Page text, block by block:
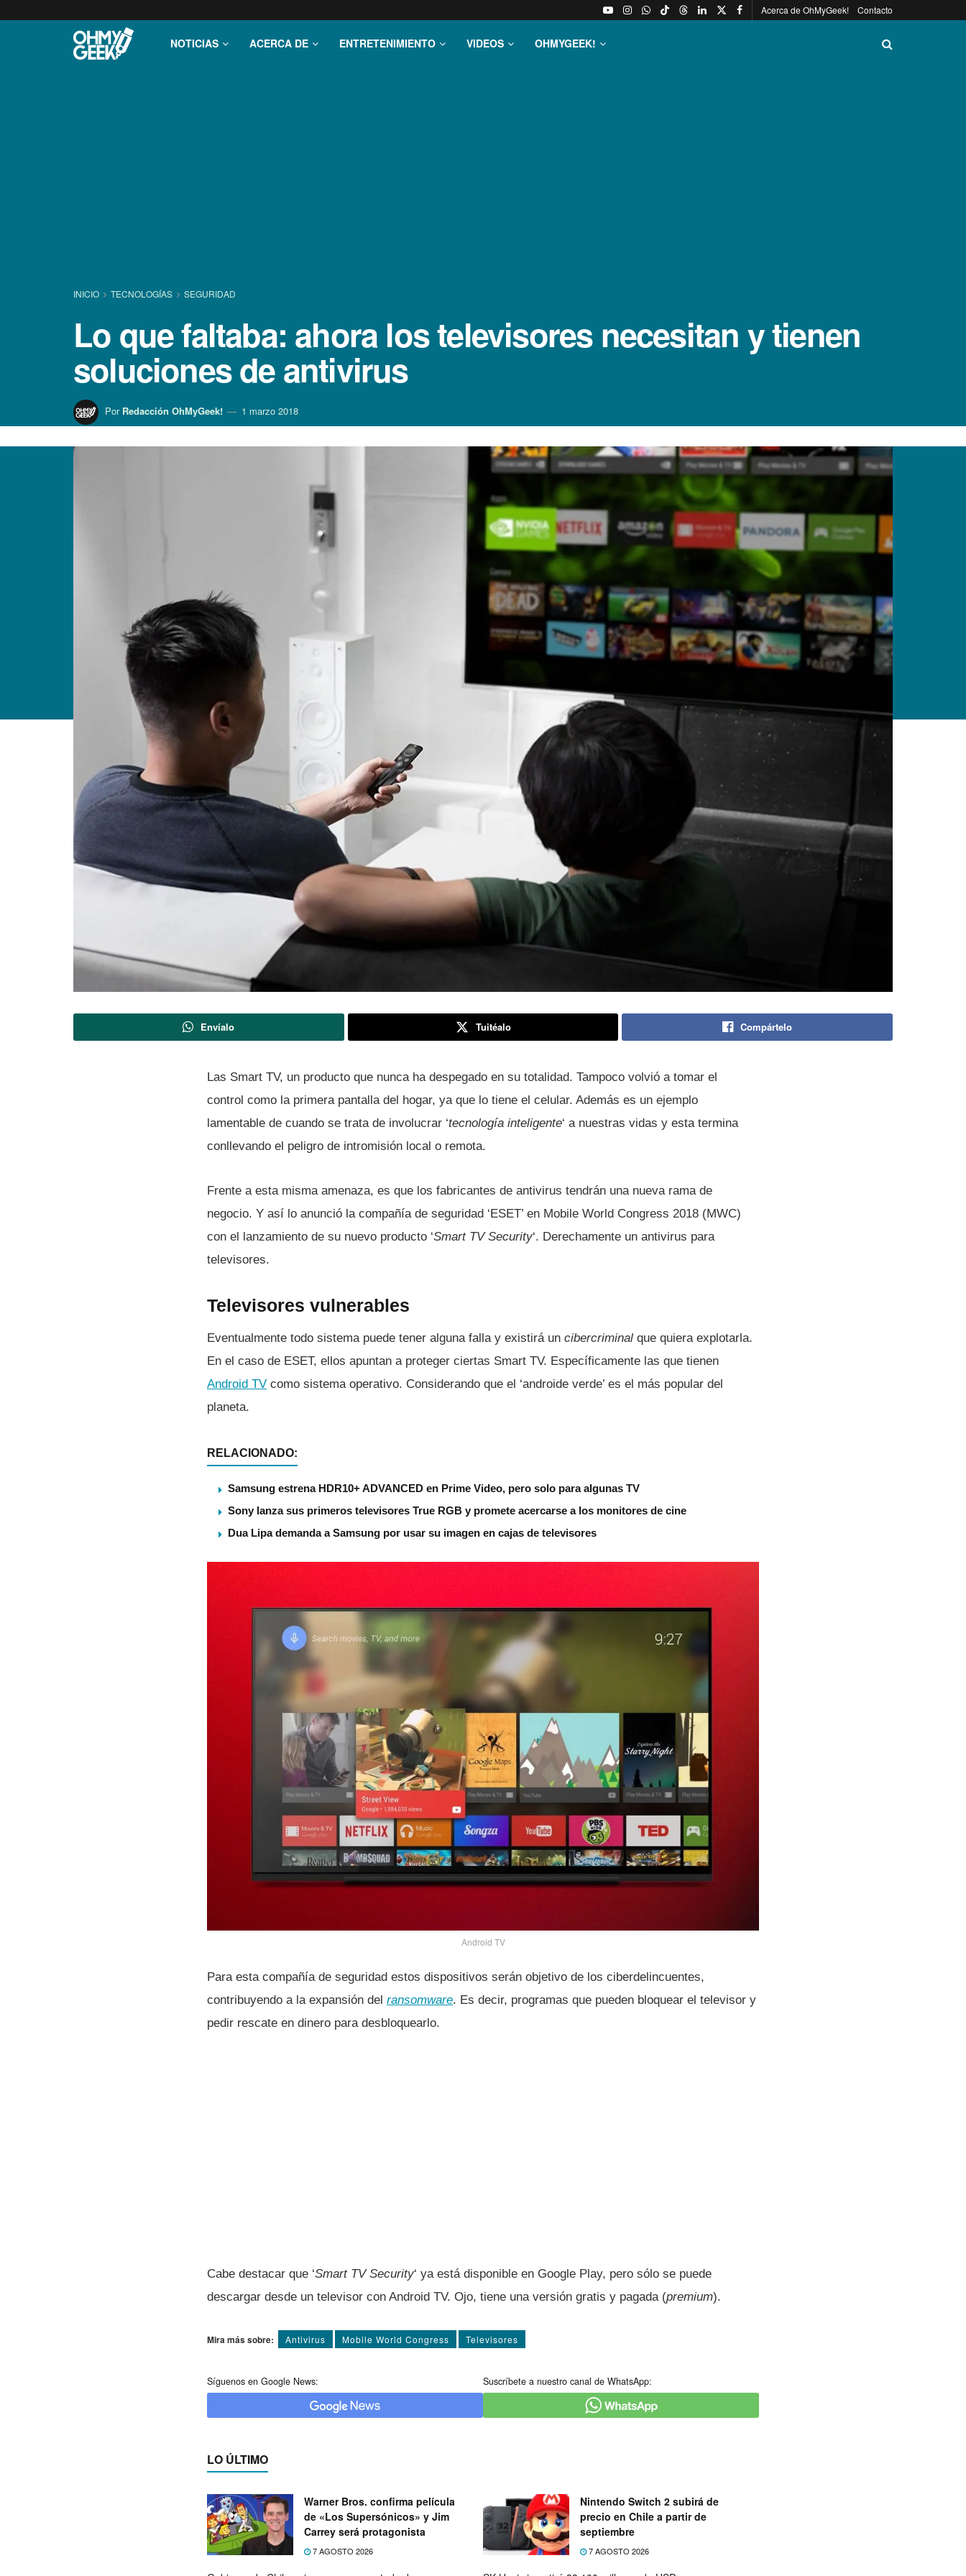
Acerca de OhMyGeek! Contacto
NOTICIAS ACERCA DE ENTRETENIMIENTO VIDEOS OHMYGEEK!
INICIO TECNOLOGÍ­AS SEGURIDAD
Lo que faltaba: ahora los televisores necesitan y tienen
soluciones de antivirus
Por Redacción OhMyGeek! 1 marzo 2018
Envíalo Tuitéalo Compártelo
Las Smart TV, un producto que nunca ha despegado en su totalidad. Tampoco volvió a tomar el
control como la primera pantalla del hogar, ya que lo tiene el celular. Además es un ejemplo
lamentable de cuando se trata de involucrar ‘tecnologí­a inteligente‘ a nuestras vidas y esta termina
conllevando el peligro de intromisión local o remota.
Frente a esta misma amenaza, es que los fabricantes de antivirus tendrán una nueva rama de
negocio. Y así­ lo anunció la compañí­a de seguridad ‘ESET’ en Mobile World Congress 2018 (MWC)
con el lanzamiento de su nuevo producto ‘Smart TV Security‘. Derechamente un antivirus para
televisores.
Televisores vulnerables
Eventualmente todo sistema puede tener alguna falla y existirá un cibercriminal que quiera explotarla.
En el caso de ESET, ellos apuntan a proteger ciertas Smart TV. Especí­ficamente las que tienen
Android TV como sistema operativo. Considerando que el ‘androide verde’ es el más popular del
planeta.
RELACIONADO:
Samsung estrena HDR10+ ADVANCED en Prime Video, pero solo para algunas TV
Sony lanza sus primeros televisores True RGB y promete acercarse a los monitores de cine
Dua Lipa demanda a Samsung por usar su imagen en cajas de televisores
Android TV
Para esta compañí­a de seguridad estos dispositivos serán objetivo de los ciberdelincuentes,
contribuyendo a la expansión del ransomware. Es decir, programas que pueden bloquear el televisor y
pedir rescate en dinero para desbloquearlo.
Cabe destacar que ‘Smart TV Security‘ ya está disponible en Google Play, pero sólo se puede
descargar desde un televisor con Android TV. Ojo, tiene una versión gratis y pagada (premium).
Mira más sobre: Antivirus Mobile World Congress Televisores
Síguenos en Google News: Suscríbete a nuestro canal de WhatsApp:
LO ÚLTIMO
Warner Bros. confirma película
de «Los Supersónicos» y Jim
Carrey será protagonista
7 AGOSTO 2026
Nintendo Switch 2 subirá de
precio en Chile a partir de
septiembre
7 AGOSTO 2026